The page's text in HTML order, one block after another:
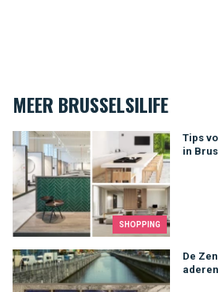
MEER BRUSSELSILIFE
SHOPPING
Tips
in
Tips voor een betaalbaar leven in
De
aderen
De Zenne stroomt door onze aderen